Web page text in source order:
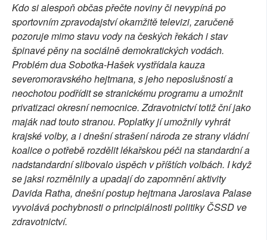
Kdo si alespoň občas přečte noviny či nevypíná po
sportovním zpravodajství okamžitě televizi, zaručeně
pozoruje mimo stavu vody na českých řekách i stav
špinavé pěny na sociálně demokratických vodách.
Problém dua Sobotka-Hašek vystřídala kauza
severomoravského hejtmana, s jeho neposlušností a
neochotou podřídit se stranickému programu a umožnit
privatizaci okresní nemocnice. Zdravotnictví totiž ční jako
maják nad touto stranou. Poplatky jí umožnily vyhrát
krajské volby, a i dnešní strašení národa ze strany vládní
koalice o potřebě rozdělit lékařskou péči na standardní a
nadstandardní slibovalo úspěch v příštích volbách. I když
se jaksi rozmělnily a upadají do zapomnění aktivity
Davida Ratha, dnešní postup hejtmana Jaroslava Palase
vyvolává pochybnosti o principiálnosti politiky ČSSD ve
zdravotnictví.